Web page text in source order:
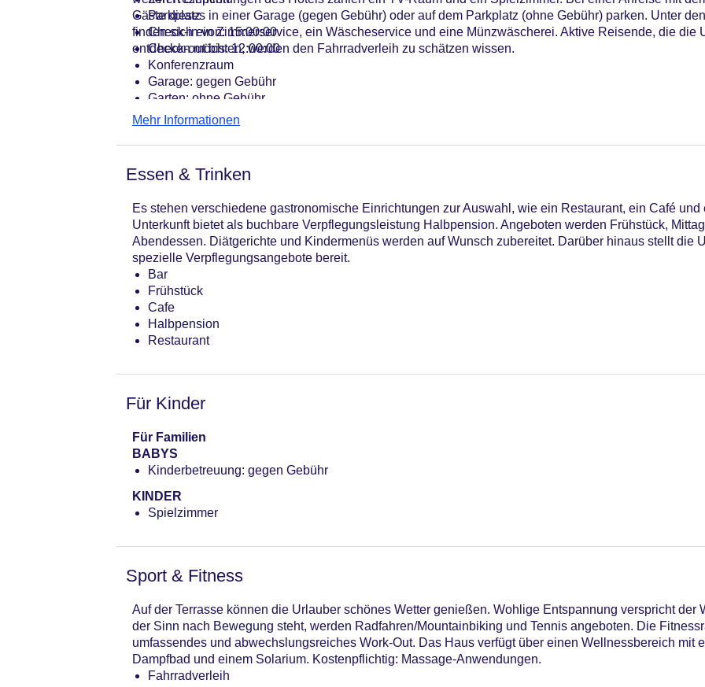
Gäste dieses in einer Garage (gegen Gebühr) oder auf dem Parkplatz (ohne Gebühr) parken. Unter
finden sich ein Zimmerservice, ein Wäscheservice und eine Münzwäscherei. Aktive Reisende, die die
entdecken möchten, werden den Fahrradverleih zu schätzen wissen.
Parkplatz
Check-in von: 15:00:00
Check-out bis: 12:00:00
Konferenzraum
Garage: gegen Gebühr
Garten: ohne Gebühr
Hotelsafe
Lift
Anzahl der Aufzüge: 1
Zimmerservice
Gesamtanzahl der Stockwerke: 4
Gesamtanzahl der Zimmer: 93
Zahlungsarten: American Express, Diners Club, EC Maestro, Mastercard, Visa
Landeskategorie: 3 Sterne
Mehr Informationen
Essen & Trinken
Es stehen verschiedene gastronomische Einrichtungen zur Auswahl, wie ein Restaurant, ein Café und
Unterkunft bietet als buchbare Verpflegungsleistung Halbpension. Angeboten werden Frühstück,
Abendessen. Diätgerichte und Kindermenüs werden auf Wunsch zubereitet. Darüber hinaus stellt die
spezielle Verpflegungsangebote bereit.
Bar
Frühstück
Cafe
Halbpension
Restaurant
Für Kinder
Für Familien
BABYS
Kinderbetreuung: gegen Gebühr
KINDER
Spielzimmer
Sport & Fitness
Auf der Terrasse können die Urlauber schönes Wetter genießen. Wohlige Entspannung verspricht der
der Sinn nach Bewegung steht, werden Radfahren/Mountainbiking und Tennis angeboten. Die
umfassendes und abwechslungsreiches Work-Out. Das Haus verfügt über einen Wellnessbereich mit
Dampfbad und einem Solarium. Kostenpflichtig: Massage-Anwendungen.
Fahrradverleih